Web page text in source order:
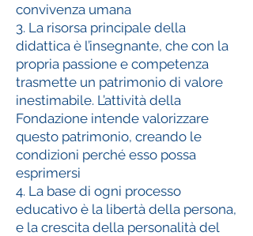
convivenza umana
3. La risorsa principale della
didattica è l’insegnante, che con la
propria passione e competenza
trasmette un patrimonio di valore
inestimabile. L’attività della
Fondazione intende valorizzare
questo patrimonio, creando le
condizioni perché esso possa
esprimersi
4. La base di ogni processo
educativo è la libertà della persona,
e la crescita della personalità del